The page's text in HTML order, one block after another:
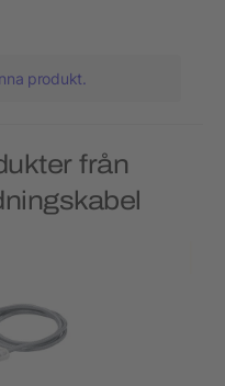
produkt.
från